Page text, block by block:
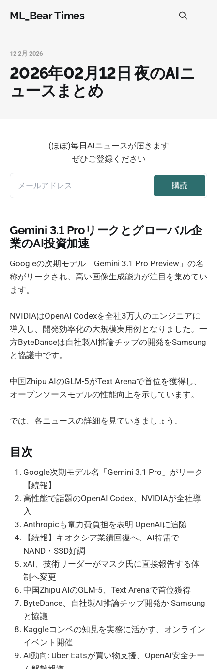
ML_Bear Times
12 2月 2026
2026年02月12日 夜のAIニ
ュースまとめ
(ほぼ)毎日AIニュースが届きます
ぜひご登録ください
Gemini 3.1 Proリークとグローバル企
業のAI投資加速
Googleの次期モデル「Gemini 3.1 Pro Preview」の名
称がリークされ、高い画像生成能力が注目を集めてい
ます。
NVIDIAはOpenAI Codexを全社3万人のエンジニアに
導入し、開発効率化の大規模実用例となりました。一
方ByteDanceは自社製AI推論チップの開発をSamsung
と協議中です。
中国Zhipu AIのGLM-5がText Arenaで首位を獲得し、
オープンソースモデルの性能向上を示しています。
では、各ニュースの詳細を見ていきましょう。
目次
Google次期モデル名「Gemini 3.1 Pro」がリーク
【続報】
高性能で話題のOpenAI Codex、NVIDIAが全社導
入
Anthropicも電力費負担を表明 OpenAIに追随
【続報】キオクシア業績回復へ、AI特需で
NAND・SSD好調
xAI、技術リーダーがマスク氏に直接報告する体
制へ変更
中国Zhipu AIのGLM-5、Text Arenaで首位獲得
ByteDance、自社製AI推論チップ開発か Samsung
と協議
Kaggleコンペの知見を実務に活かす、オンライン
イベント開催
AI動向: Uber Eatsが買い物支援、OpenAI安全チー